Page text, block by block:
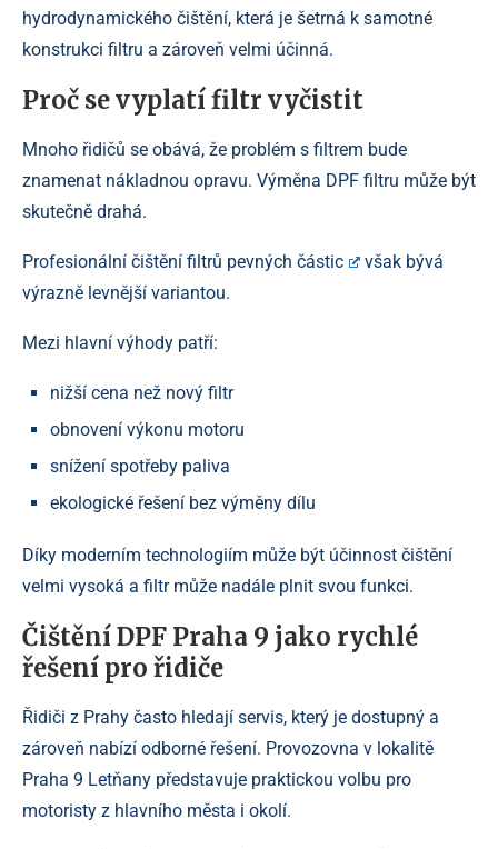
hydrodynamického čištění, která je šetrná k samotné
konstrukci filtru a zároveň velmi účinná.
Proč se vyplatí filtr vyčistit
Mnoho řidičů se obává, že problém s filtrem bude
znamenat nákladnou opravu. Výměna DPF filtru může být
skutečně drahá.
Profesionální čištění filtrů pevných částic
však bývá
výrazně levnější variantou.
Mezi hlavní výhody patří:
nižší cena než nový filtr
obnovení výkonu motoru
snížení spotřeby paliva
ekologické řešení bez výměny dílu
Díky moderním technologiím může být účinnost čištění
velmi vysoká a filtr může nadále plnit svou funkci.
Čištění DPF Praha 9 jako rychlé
řešení pro řidiče
Řidiči z Prahy často hledají servis, který je dostupný a
zároveň nabízí odborné řešení. Provozovna v lokalitě
Praha 9 Letňany představuje praktickou volbu pro
motoristy z hlavního města i okolí.